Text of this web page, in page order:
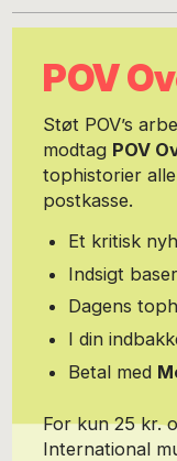
Gravesen, Nicklas
Olsen og Caroline
POV
Støt POV’s
modtag POV
tophistorier
postkasse.
Et kritisk
Indsigt
Dagens
I din
Betal med
For kun 25 kr.
International